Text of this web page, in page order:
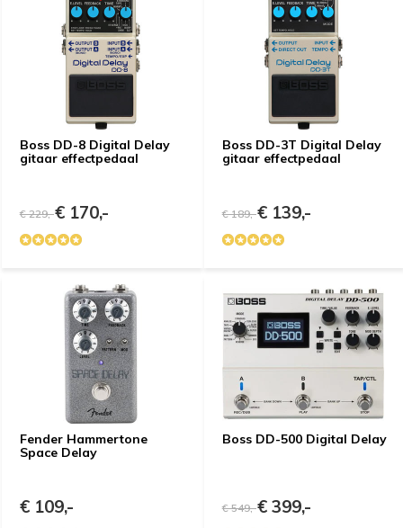
Boss DD-8 Digital Delay
gitaar effectpedaal
€ 229,-€ 170,-
Boss DD-3T Digital Delay
gitaar effectpedaal
€ 189,-€ 139,-
Fender Hammertone
Space Delay
€ 109,-
Boss DD-500 Digital Delay
€ 549,-€ 399,-